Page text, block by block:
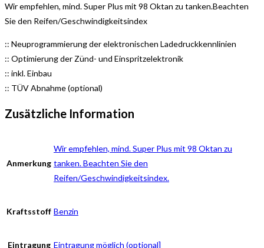
Wir empfehlen, mind. Super Plus mit 98 Oktan zu tanken.Beachten
Sie den Reifen/Geschwindigkeitsindex
:: Neuprogrammierung der elektronischen Ladedruckkennlinien
:: Optimierung der Zünd- und Einspritzelektronik
:: inkl. Einbau
:: TÜV Abnahme (optional)
Zusätzliche Information
Anmerkung
Wir empfehlen, mind. Super Plus mit 98 Oktan zu
tanken. Beachten Sie den
Reifen/Geschwindigkeitsindex.
Kraftsstoff Benzin
Eintragung Eintragung möglich (optional]